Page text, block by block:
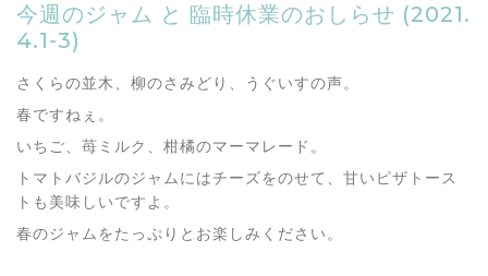
今週のジャム と 臨時休業のおしらせ (2021.
4.1-3)
さくらの並木、柳のさみどり、うぐいすの声。
春ですねぇ。
いちご、苺ミルク、柑橘のマーマレード。
トマトバジルのジャムにはチーズをのせて、甘いピザトース
トも美味しいですよ。
春のジャムをたっぷりとお楽しみください。